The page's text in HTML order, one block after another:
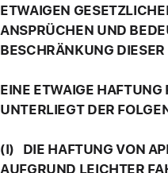
ETWAIGEN
ANSPRÜCHEN UND
BESCHRÄNKUNG
EINE ETWAIGE HAFTUNG
UNTERLIEGT DER
(I) DIE HAFTUNG VON
AUFGRUND LEICHTER